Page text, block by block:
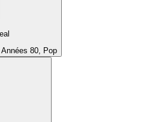
80, Pop